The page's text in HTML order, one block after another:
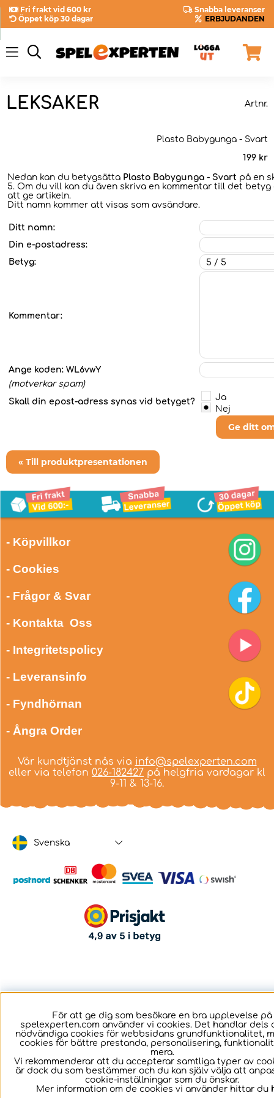
Fri frakt vid 600 kr
Snabba leveranser
Öppet köp 30 dagar
ERBJUDANDEN
LEKSAKER Artnr.
Plasto Babygunga - Svart
199 kr
Nedan kan du betygsätta Plasto Babygunga - Svart på en
5. Om du vill kan du även skriva en kommentar till det
att ge artikeln.
Ditt namn kommer att visas som avsändare.
Ditt namn:
Din e-postadress:
Betyg:
Kommentar:
Ange koden: WL6vwY
(motverkar spam)
Skall din epost-adress synas vid betyget?
Ja
Nej
Ge ditt
« Till produktpresentationen
- Köpvillkor
- Cookies
- Frågor & Svar
- Kontakta Oss
- Integritetspolicy
- Leveransinfo
- Fyndhörnan
- Ångra Order
Vår kundtjänst nås via info@spelexperten.com
eller via telefon 026-182427 på helgfria vardagar kl
9-11 & 13-16.
Svenska
För att ge dig som besökare en bra upplevelse på
spelexperten.com använder vi cookies. Det handlar dels
nödvändiga cookies för webbsidans grundfunktionalitet,
cookies för bättre prestanda, personalisering,
mera.
Vi rekommenderar att du accepterar samtliga typer av
är dock du som bestämmer och du kan själv välja att
cookie-inställningar som du önskar.
Mer information om de cookies vi använder hittar du